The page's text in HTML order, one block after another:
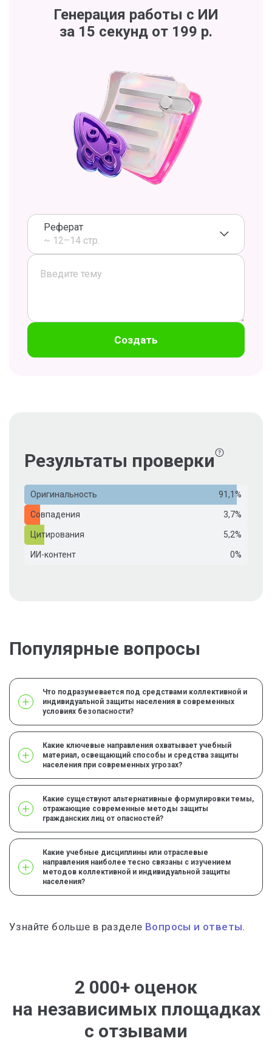
Генерация работы с ИИ
за 15 секунд от 199 р.
Реферат
~ 12–14 стр.
Создать
Результаты проверки
Оригинальность 91,1%
Совпадения 3,7%
Цитирования 5,2%
ИИ-контент 0%
Популярные вопросы
Что подразумевается под средствами коллективной и
индивидуальной защиты населения в современных
условиях безопасности?
Какие ключевые направления охватывает учебный
материал, освещающий способы и средства защиты
населения при современных угрозах?
Какие существуют альтернативные формулировки темы,
отражающие современные методы защиты
гражданских лиц от опасностей?
Какие учебные дисциплины или отраслевые
направления наиболее тесно связаны с изучением
методов коллективной и индивидуальной защиты
населения?
Узнайте больше в разделе Вопросы и ответы.
2 000+ оценок
на независимых площадках
с отзывами